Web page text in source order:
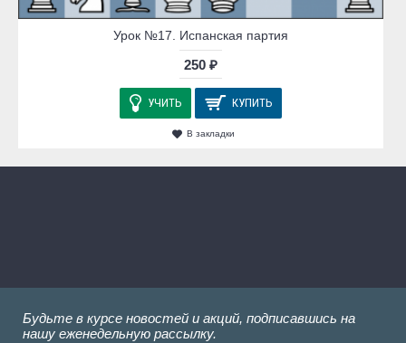
Урок №17. Испанская партия
250 ₽
УЧИТЬ КУПИТЬ
В закладки
Будьте в курсе новостей и акций, подписавшись на
нашу еженедельную рассылку.